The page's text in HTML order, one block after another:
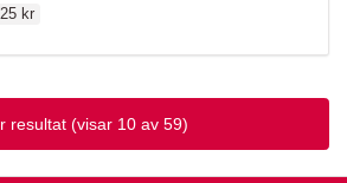
kr
resultat (visar 10 av 59)